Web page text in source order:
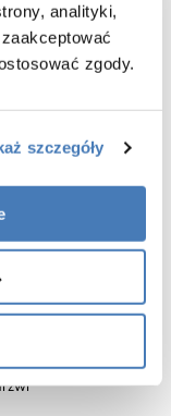
analityki,
zgody.
szczegóły
cm
montaż na
6mm